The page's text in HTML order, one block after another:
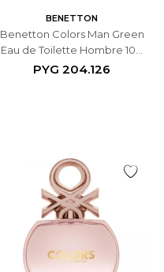
BENETTON
Benetton Colors Man Green
Eau de Toilette Hombre 100
ml
PYG 204.126